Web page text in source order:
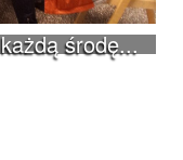
środę...